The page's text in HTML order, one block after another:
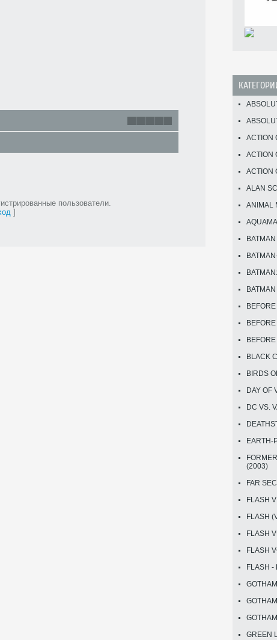
пользователи.
]
ACTION
ACTION
ACTION
ALAN
ANIMAL
BATMAN
BLACK
BIRDS
DAY OF
DC VS.
EARTH-
(2003)
FAR
FLASH
FLASH
FLASH
FLASH
FLASH -
GREEN